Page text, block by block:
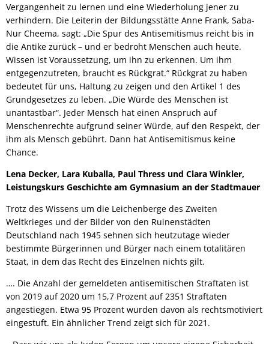
Vergangenheit zu lernen und eine Wiederholung jener zu
verhindern. Die Leiterin der Bildungsstätte Anne Frank, Saba-
Nur Cheema, sagt: „Die Spur des Antisemitismus reicht bis in
die Antike zurück – und er bedroht Menschen auch heute.
Wissen ist Voraussetzung, um ihn zu erkennen. Um ihm
entgegenzutreten, braucht es Rückgrat.“ Rückgrat zu haben
bedeutet für uns, Haltung zu zeigen und den Artikel 1 des
Grundgesetzes zu leben. „Die Würde des Menschen ist
unantastbar“. Jeder Mensch hat einen Anspruch auf
Menschenrechte aufgrund seiner Würde, auf den Respekt, der
ihm als Mensch gebührt. Dann hat Antisemitismus keine
Chance.
Lena Decker, Lara Kuballa, Paul Thress und Clara Winkler,
Leistungskurs Geschichte am Gymnasium an der Stadtmauer
Trotz des Wissens um die Leichenberge des Zweiten
Weltkrieges und der Bilder von den Ruinenstädten
Deutschland nach 1945 sehnen sich heutzutage wieder
bestimmte Bürgerinnen und Bürger nach einem totalitären
Staat, in dem das Recht des Einzelnen nichts gilt.
…. Die Anzahl der gemeldeten antisemitischen Straftaten ist
von 2019 auf 2020 um 15,7 Prozent auf 2351 Straftaten
angestiegen. Etwa 95 Prozent wurden davon als rechtsmotiviert
eingestuft. Ein ähnlicher Trend zeigt sich für 2021.